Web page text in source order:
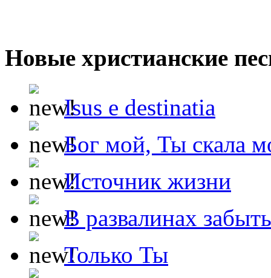
Новые христианские
Isus e destinatia
Бог мой, Ты скала
Источник жизни
В развалинах
Только Ты